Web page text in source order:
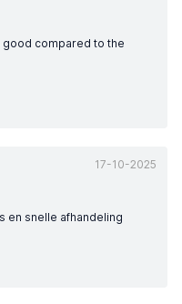
compared to the
17-10-2025
en snelle afhandeling